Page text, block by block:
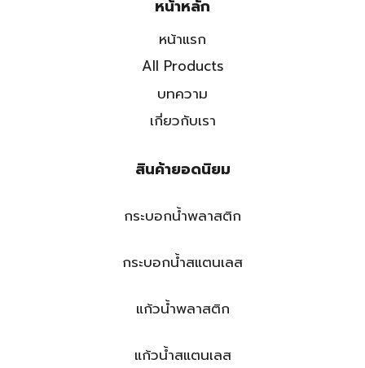
หน้าหลัก
หน้าแรก
All Products
บทความ
เกี่ยวกับเรา
สินค้ายอดนิยม
กระบอกน้ำพลาสติก
กระบอกน้ำสแตนเลส
แก้วน้ำพลาสติก
แก้วน้ำสแตนเลส